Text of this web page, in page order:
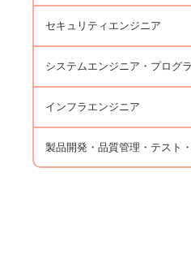
セキュリティエンジニア
システムエンジニア・プログ
インフラエンジニア
製品開発・品質管理・テスト